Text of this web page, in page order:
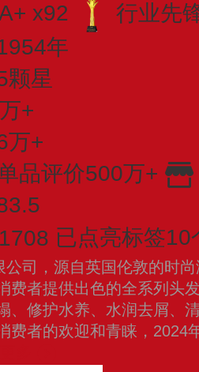
x92
行业先
年
颗星
+
万+
品评价500万+
已点亮标签10
司，源自英国伦敦的时
费者提供出色的全系列头
、修护水养、水润去屑、
费者的欢迎和青睐，2024